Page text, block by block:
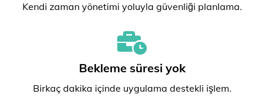
Kendi zaman yönetimi yoluyla güvenliği planlama.
Bekleme süresi yok
Birkaç dakika içinde uygulama destekli işlem.